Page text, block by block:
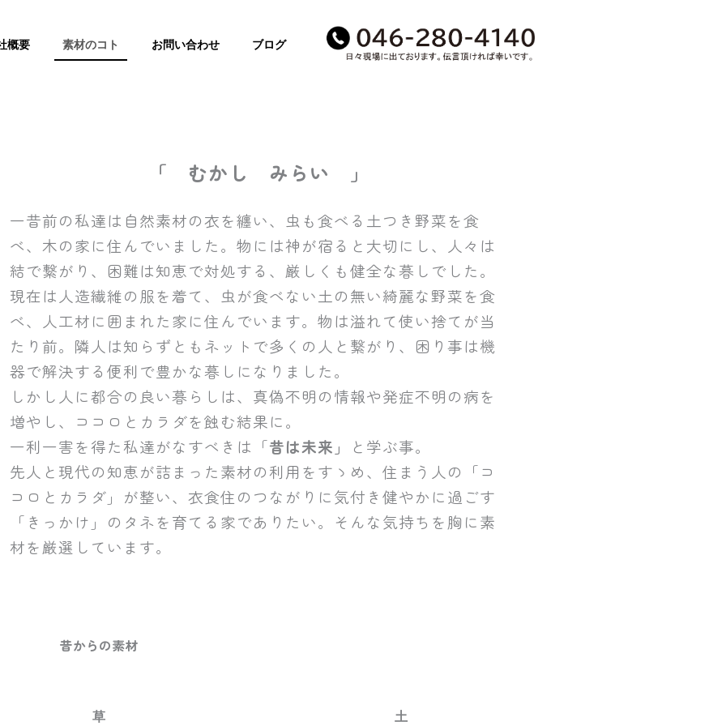
概要 素材のコト お問い合わせ ブログ
「 むかし みらい 」
一昔前の私達は自然素材の衣を纏い、虫も食べる土つき野菜を食
べ、木の家に住んでいました。物には神が宿ると大切にし、人々は
結で繋がり、困難は知恵で対処する、厳しくも健全な暮しでした。
現在は人造繊維の服を着て、虫が食べない土の無い綺麗な野菜を食
べ、人工材に囲まれた家に住んでいます。物は溢れて使い捨てが当
たり前。隣人は知らずともネットで多くの人と繋がり、困り事は機
器で解決する便利で豊かな暮しになりました。
しかし人に都合の良い暮らしは、真偽不明の情報や発症不明の病を
増やし、ココロとカラダを蝕む結果に。
一利一害を得た私達がなすべきは「昔は未来」
と学ぶ事。
先人と現代の知恵が詰まった素材の利用をすゝめ、 住まう人の「コ
コロとカラダ」が整い、 衣食住のつながりに気付き健やかに過ごす
「 きっかけ」のタネを育てる家でありたい。そんな気持ちを胸に素
材を厳選しています。
昔からの素材
草 土